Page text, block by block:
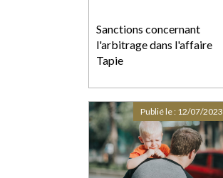
Sanctions concernant
l'arbitrage dans l'affaire
Tapie
Publié le : 12/07/2023